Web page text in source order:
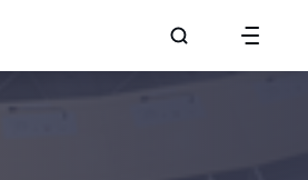
Aller à la page